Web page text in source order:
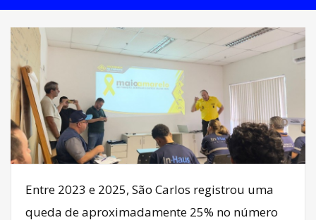
Entre 2023 e 2025, São Carlos registrou uma
queda de aproximadamente 25% no número